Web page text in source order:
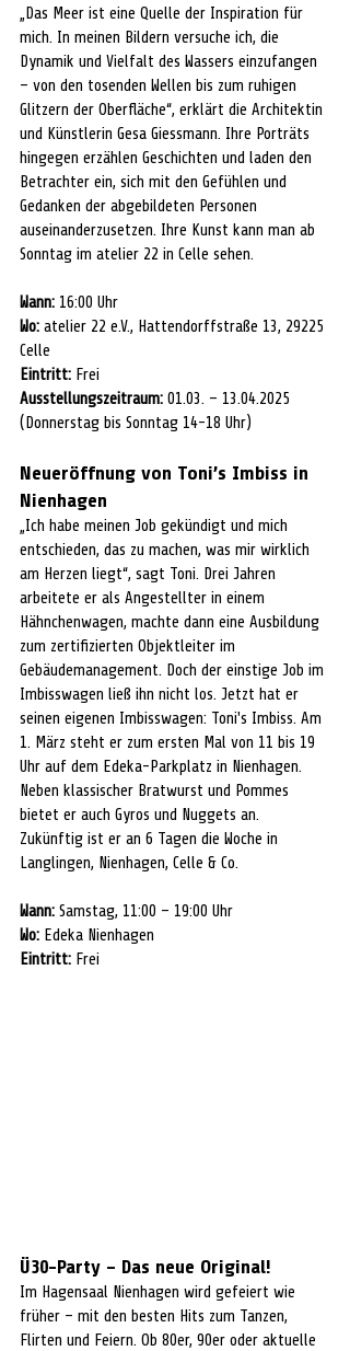
„Das Meer ist eine Quelle der Inspiration für
mich. In meinen Bildern versuche ich, die
Dynamik und Vielfalt des Wassers einzufangen
– von den tosenden Wellen bis zum ruhigen
Glitzern der Oberfläche“, erklärt die Architektin
und Künstlerin Gesa Giessmann. Ihre Porträts
hingegen erzählen Geschichten und laden den
Betrachter ein, sich mit den Gefühlen und
Gedanken der abgebildeten Personen
auseinanderzusetzen. Ihre Kunst kann man ab
Sonntag im atelier 22 in Celle sehen.
Wann: 16:00 Uhr
Wo: atelier 22 e.V., Hattendorffstraße 13, 29225
Celle
Eintritt: Frei
Ausstellungszeitraum: 01.03. – 13.04.2025
(Donnerstag bis Sonntag 14-18 Uhr)
Neueröffnung von Toni’s Imbiss in
Nienhagen
„Ich habe meinen Job gekündigt und mich
entschieden, das zu machen, was mir wirklich
am Herzen liegt“, sagt Toni. Drei Jahren
arbeitete er als Angestellter in einem
Hähnchenwagen, machte dann eine Ausbildung
zum zertifizierten Objektleiter im
Gebäudemanagement. Doch der einstige Job im
Imbisswagen ließ ihn nicht los. Jetzt hat er
seinen eigenen Imbisswagen: Toni's Imbiss. Am
1. März steht er zum ersten Mal von 11 bis 19
Uhr auf dem Edeka-Parkplatz in Nienhagen.
Neben klassischer Bratwurst und Pommes
bietet er auch Gyros und Nuggets an.
Zukünftig ist er an 6 Tagen die Woche in
Langlingen, Nienhagen, Celle & Co.
Wann: Samstag, 11:00 – 19:00 Uhr
Wo: Edeka Nienhagen
Eintritt: Frei
Ü30-Party – Das neue Original!
Im Hagensaal Nienhagen wird gefeiert wie
früher – mit den besten Hits zum Tanzen,
Flirten und Feiern. Ob 80er, 90er oder aktuelle